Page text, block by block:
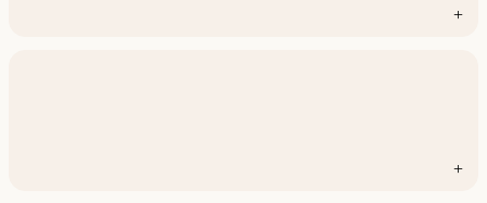
+
+